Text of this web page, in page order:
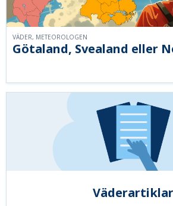
Götaland, Svealand eller
VÄDER, METEOROLOGEN
Väderartiklar